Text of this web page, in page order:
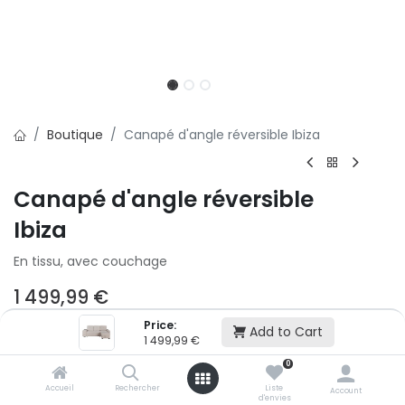
Price:
1 499,99 € Add to Cart
Accueil Rechercher
0
Liste
d'envies
Account
Boutique Canapé d'angle réversible Ibiza
Canapé d'angle réversible
Ibiza
En tissu, avec couchage
1 499,99 €
2x
500,01 € puis 2 x 499,99 € (sans frais)